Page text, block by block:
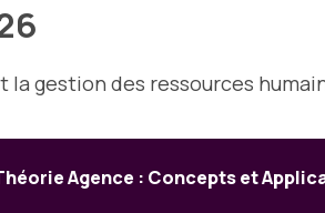
gestion des ressources
Agence : Concepts et